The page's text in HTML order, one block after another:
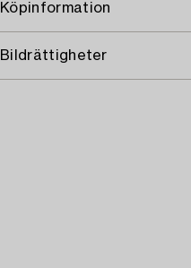
Köpinformation
Bildrättigheter